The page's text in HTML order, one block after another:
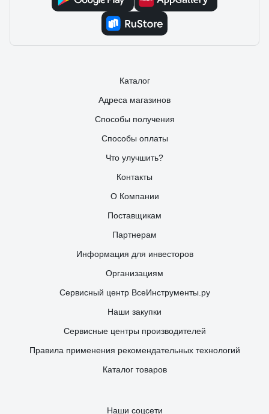
Каталог
Адреса магазинов
Способы получения
Способы оплаты
Что улучшить?
Контакты
О Компании
Поставщикам
Партнерам
Информация для инвесторов
Организациям
Сервисный центр ВсеИнструменты.ру
Наши закупки
Сервисные центры производителей
Правила применения рекомендательных технологий
Каталог товаров
Наши соцсети